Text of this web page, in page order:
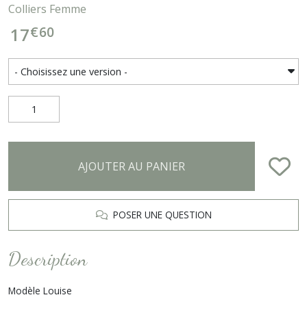
Colliers Femme
17€60
AJOUTER AU PANIER
POSER UNE QUESTION
Description
Modèle Louise